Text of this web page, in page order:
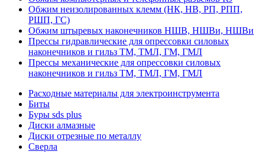
Обжим неизолированных клемм (НК, НВ, РП, РПП,
РШП, ГС)
Обжим штыревых наконечников НШВ, НШВи, НШВи
Прессы гидравлические для опрессовки силовых
наконечников и гильз ТМ, ТМЛ, ГМ, ГМЛ
Прессы механические для опрессовки силовых
наконечников и гильз ТМ, ТМЛ, ГМ, ГМЛ
Расходные материалы для электроинструмента
Биты
Буры sds plus
Диски алмазные
Диски отрезные по металлу
Сверла